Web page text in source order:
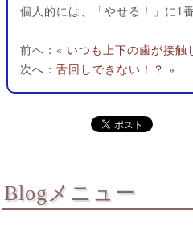
個人的には、「やせる！」に1
前へ：« いつも上下の歯が接触
次へ： 舌回しできない！？ »
Blogメニュー